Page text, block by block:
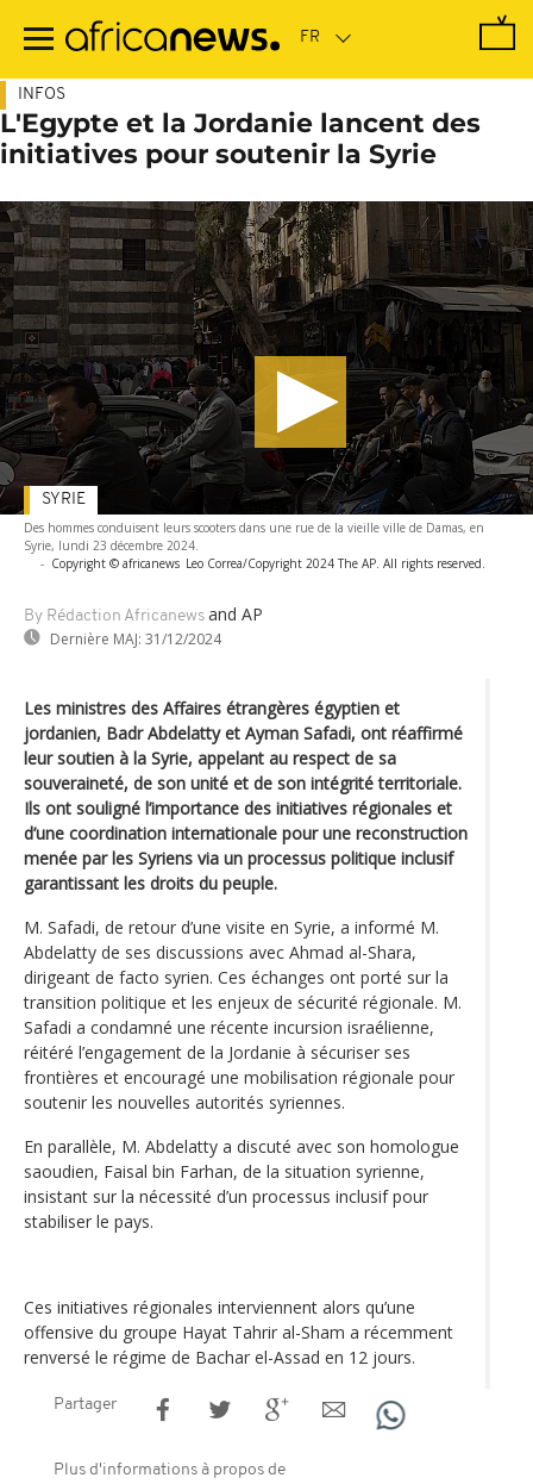
contenu
INFOS
L'Egypte et la Jordanie lancent des
initiatives pour soutenir la Syrie
Des hommes conduisent leurs scooters dans une rue de la vieille ville de Damas, en
Syrie, lundi 23 décembre 2024.
- Copyright © africanews Leo Correa/Copyright 2024 The AP. All rights reserved.
By Rédaction Africanews and AP
Dernière MAJ: 31/12/2024
SYRIE
Les ministres des Affaires étrangères égyptien et
jordanien, Badr Abdelatty et Ayman Safadi, ont réaffirmé
leur soutien à la Syrie, appelant au respect de sa
souveraineté, de son unité et de son intégrité territoriale.
Ils ont souligné l’importance des initiatives régionales et
d’une coordination internationale pour une reconstruction
menée par les Syriens via un processus politique inclusif
garantissant les droits du peuple.
M. Safadi, de retour d’une visite en Syrie, a informé M.
Abdelatty de ses discussions avec Ahmad al-Shara,
dirigeant de facto syrien. Ces échanges ont porté sur la
transition politique et les enjeux de sécurité régionale. M.
Safadi a condamné une récente incursion israélienne,
réitéré l’engagement de la Jordanie à sécuriser ses
frontières et encouragé une mobilisation régionale pour
soutenir les nouvelles autorités syriennes.
En parallèle, M. Abdelatty a discuté avec son homologue
saoudien, Faisal bin Farhan, de la situation syrienne,
insistant sur la nécessité d’un processus inclusif pour
stabiliser le pays.
Ces initiatives régionales interviennent alors qu’une
offensive du groupe Hayat Tahrir al-Sham a récemment
renversé le régime de Bachar el-Assad en 12 jours.
Partager
Plus d'informations à propos de